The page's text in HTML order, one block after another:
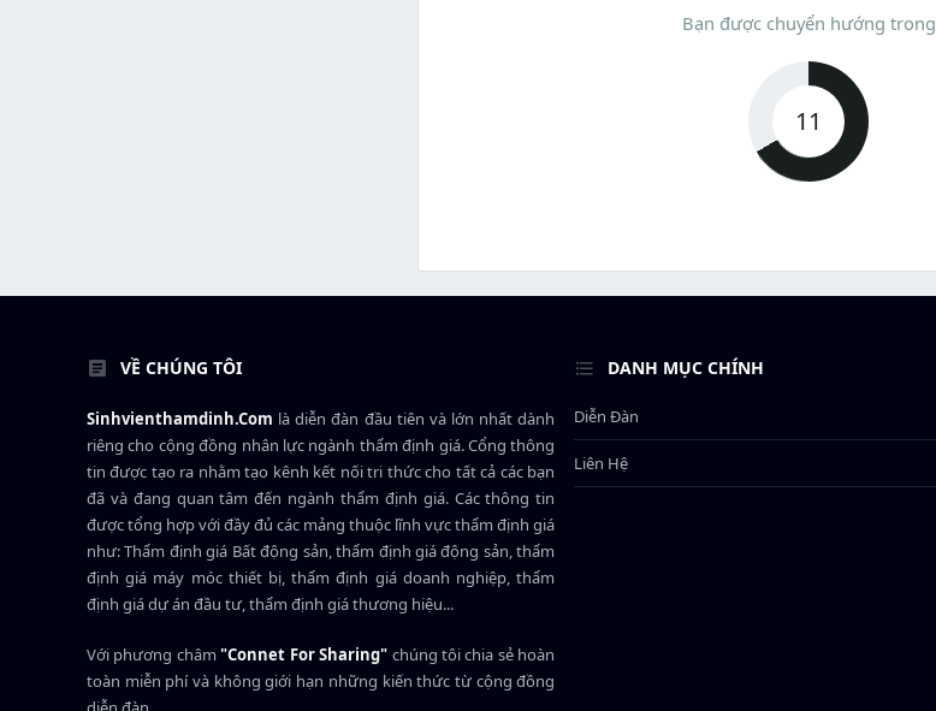
Bạn được chuyển hướng trong
11
VỀ CHÚNG TÔI
Sinhvienthamdinh.Com là diễn đàn đầu tiên và lớn nhất dành
riêng cho cộng đồng nhân lực ngành thẩm định giá. Cổng thông
tin được tạo ra nhằm tạo kênh kết nối tri thức cho tất cả các bạn
đã và đang quan tâm đến ngành thẩm định giá. Các thông tin
được tổng hợp với đầy đủ các mảng thuộc lĩnh vực thẩm định giá
như: Thẩm định giá Bất động sản, thẩm định giá động sản, thẩm
định giá máy móc thiết bị, thẩm định giá doanh nghiệp, thẩm
định giá dự án đầu tư, thẩm định giá thương hiệu...
Với phương châm"Connet For Sharing" chúng tôi chia sẻ hoàn
toàn miễn phí và không giới hạn những kiến thức từ cộng đồng
DANH MỤC CHÍNH
Diễn Đàn
Liên Hệ